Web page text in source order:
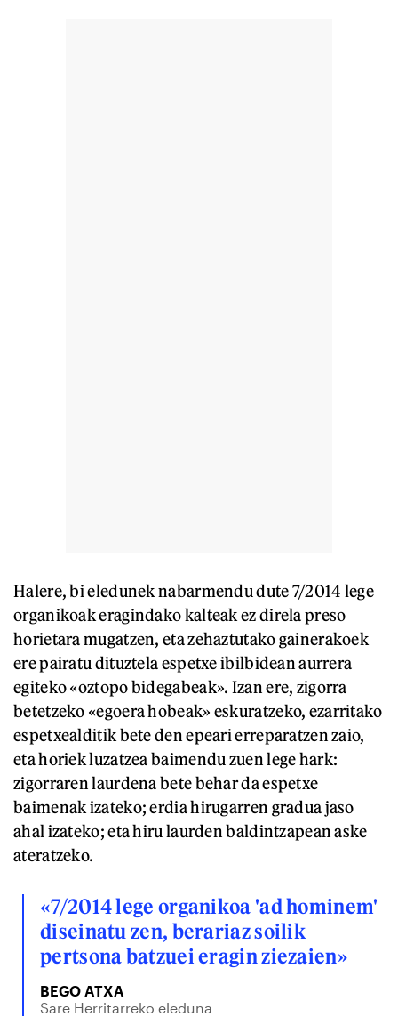
Halere, bi eledunek nabarmendu dute 7/2014 lege
organikoak eragindako kalteak ez direla preso
horietara mugatzen, eta zehaztutako gainerakoek
ere pairatu dituztela espetxe ibilbidean aurrera
egiteko «oztopo bidegabeak». Izan ere, zigorra
betetzeko «egoera hobeak» eskuratzeko, ezarritako
espetxealditik bete den epeari erreparatzen zaio,
eta horiek luzatzea baimendu zuen lege hark:
zigorraren laurdena bete behar da espetxe
baimenak izateko; erdia hirugarren gradua jaso
ahal izateko; eta hiru laurden baldintzapean aske
ateratzeko.
«7/2014 lege organikoa 'ad hominem'
diseinatu zen, berariaz soilik
pertsona batzuei eragin ziezaien»
BEGO ATXA
Sare Herritarreko eleduna